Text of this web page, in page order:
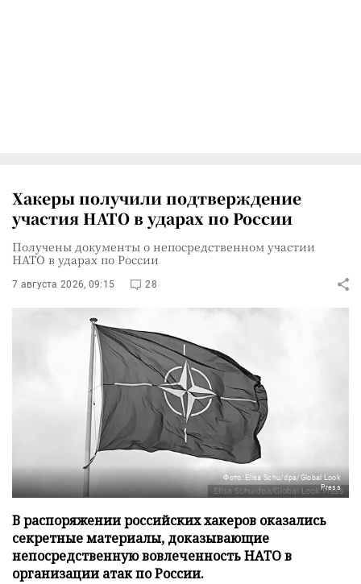
Хакеры получили подтверждение
участия НАТО в ударах по России
Получены документы о непосредственном участии
НАТО в ударах по России
7 августа 2026, 09:15 28
Фото: Elisa Schu/dpa/Global Look
Press
В распоряжении российских хакеров оказались
секретные материалы, доказывающие
непосредственную вовлеченность НАТО в
организации атак по России.